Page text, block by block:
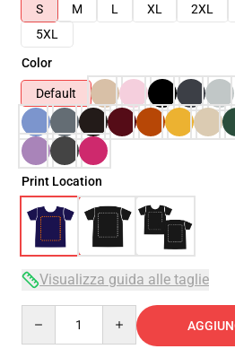
S
M L XL 2XL
5XL
Color
Default
Print Location
Visualizza guida alle taglie